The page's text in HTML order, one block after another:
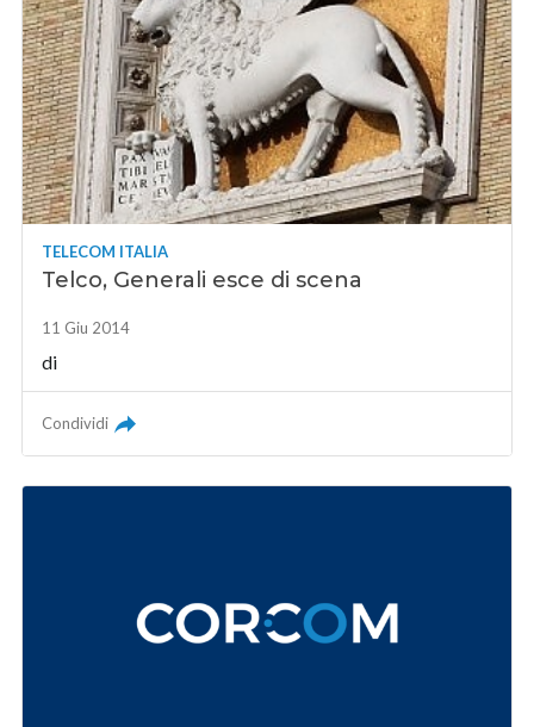
TELECOM ITALIA
Telco, Generali esce di scena
11 Giu 2014
di
Condividi